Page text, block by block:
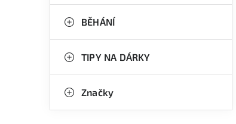
BĚHÁNÍ
TIPY NA DÁRKY
Značky